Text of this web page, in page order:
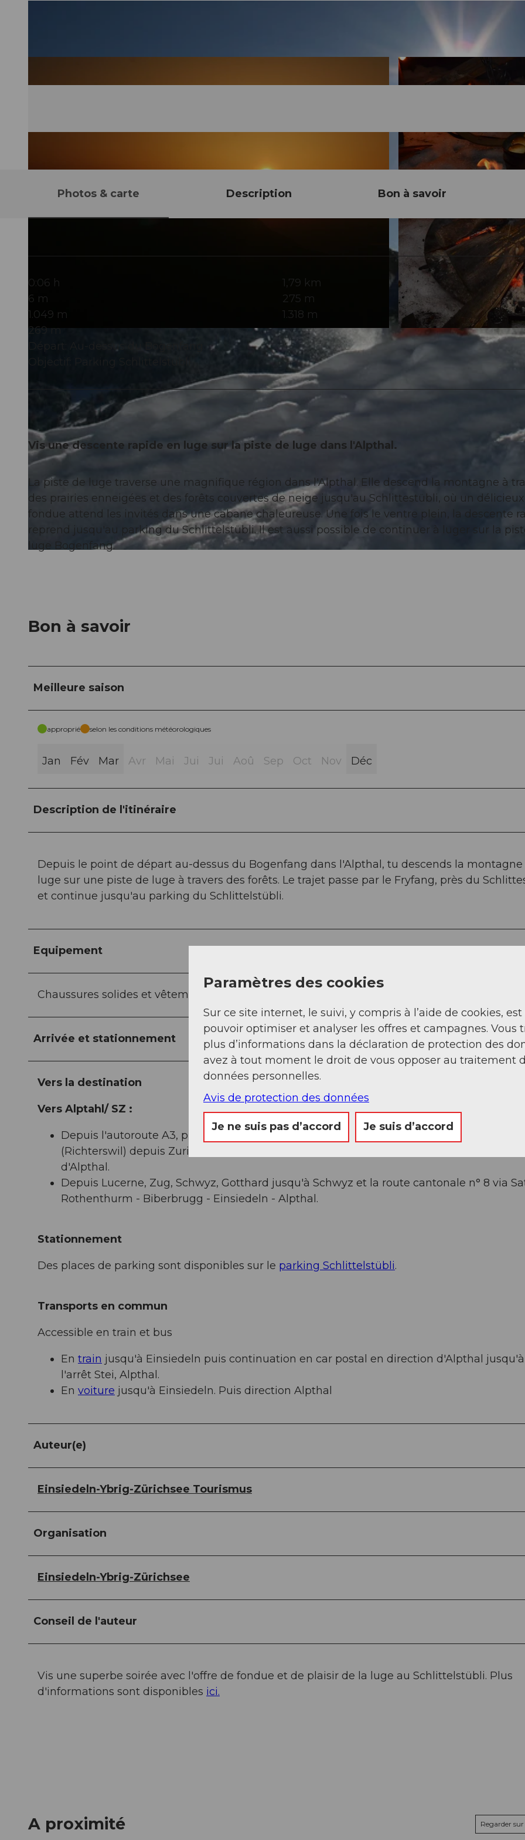
© Einsiedeln-Ybrig-Zürichsee
Photos & carte Description Bon à savoir
0:06 h
1,79 km
6 m
275 m
1.049 m
1.318 m
269 m
Départ: Au-dessus du Bogenfang
Vis une descente rapide en luge sur la piste de luge dans l'Alpthal.
La piste de luge traverse une magnifique région dans l'Alpthal. Elle descend la montagne à
des prairies enneigées et des forêts couvertes de neige jusqu'au Schlittestübli, où un délicieux
fondue attend les invités dans une cabane chaleureuse. Une fois le ventre plein, la descente
reprend jusqu'au parking du Schlittelstübli. Il est aussi possible de continuer à luger sur la
luge Bogenfang.
Bon à savoir
Meilleure saison
approprié selon les conditions météorologiques
Jan Fév Mar Avr Mai Jui Jui Aoû Sep Oct Nov Déc
Description de l'itinéraire
Depuis le point de départ au-dessus du Bogenfang dans l'Alpthal, tu descends la montagne
luge sur une piste de luge à travers des forêts. Le trajet passe par le Fryfang, près du
et continue jusqu'au parking du Schlittelstübli.
Equipement
Chaussures solides et vêtements d'hiver appropriés (lampe frontale)
Arrivée et stationnement
Vers la destination
Vers Alptahl/ SZ :
Depuis l'autoroute A3, prendre la sortie n° 39 (Schindellegi) depuis Chur ou la n° 37
(Richterswil) depuis Zurich jusqu'à Biberbrugg. De Biberbrugg, continuer en direction
d'Alpthal.
Depuis Lucerne, Zug, Schwyz, Gotthard jusqu'à Schwyz et la route cantonale n° 8 via
Rothenthurm - Biberbrugg - Einsiedeln - Alpthal.
Stationnement
Des places de parking sont disponibles sur le parking Schlittelstübli.
Transports en commun
Accessible en train et bus
En train jusqu'à Einsiedeln puis continuation en car postal en direction d'Alpthal jusqu'à
l'arrêt Stei, Alpthal.
En voiture jusqu'à Einsiedeln. Puis direction Alpthal
Auteur(e)
Einsiedeln-Ybrig-Zürichsee Tourismus
Organisation
Einsiedeln-Ybrig-Zürichsee
Conseil de l'auteur
Vis une superbe soirée avec l'offre de fondue et de plaisir de la luge au Schlittelstübli. Plus
d'informations sont disponibles ici.
A proximité Regarder
Paramètres des cookies
Sur ce site internet, le suivi, y compris à l’aide de cookies,
pouvoir optimiser et analyser les offres et campagnes. Vous
plus d’informations dans la déclaration de protection des
avez à tout moment le droit de vous opposer au traitement
données personnelles.
Avis de protection des données
Je ne suis pas d’accord Je suis d’accord